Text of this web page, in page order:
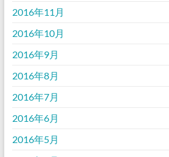
2016年11月
2016年10月
2016年9月
2016年8月
2016年7月
2016年6月
2016年5月